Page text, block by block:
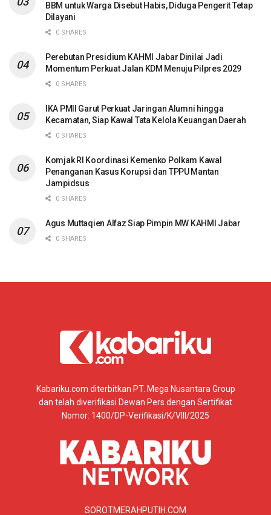
BBM untuk Warga Disebut Habis, Diduga Pengerit Tetap
Dilayani
0 SHARES
Perebutan Presidium KAHMI Jabar Dinilai Jadi
Momentum Perkuat Jalan KDM Menuju Pilpres 2029
0 SHARES
IKA PMII Garut Perkuat Jaringan Alumni hingga
Kecamatan, Siap Kawal Tata Kelola Keuangan Daerah
0 SHARES
Komjak RI Koordinasi Kemenko Polkam Kawal
Penanganan Kasus Korupsi dan TPPU Mantan
Jampidsus
0 SHARES
Agus Muttaqien Alfaz Siap Pimpin MW KAHMI Jabar
0 SHARES
Kabariku.com diterbitkan PT. Mega Nusantara Group
dan telah diverifikasi Dewan Pers dengan Sertifikat
Nomor: 1400/DP-Verifikasi/K/VIII/2025
SOROTMERAHPUTIH.COM